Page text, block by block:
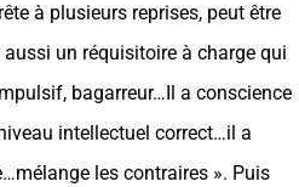
à plusieurs reprises, peut être
aussi un réquisitoire à charge qui
bagarreur…Il a conscience
intellectuel correct…il a
les contraires ». Puis